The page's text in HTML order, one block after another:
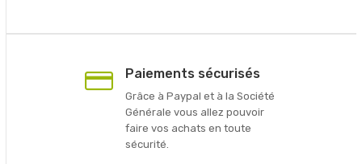
Paiements sécurisés
Grâce à Paypal et à la Société
Générale vous allez pouvoir
faire vos achats en toute
sécurité.